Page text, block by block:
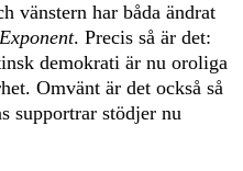
vänstern har båda ändrat
. Precis så är det:
demokrati är nu oroliga
Omvänt är det också så
supportrar stödjer nu